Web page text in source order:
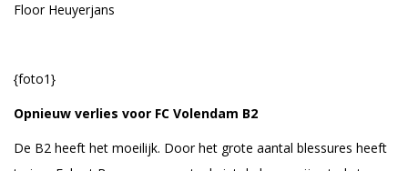
Floor Heuyerjans
{foto1}
Opnieuw verlies voor FC Volendam B2
De B2 heeft het moeilijk. Door het grote aantal blessures heeft